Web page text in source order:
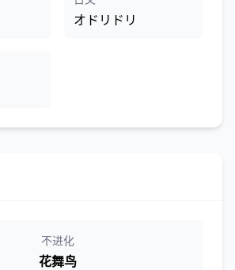
オドリドリ
不进化
花舞鸟